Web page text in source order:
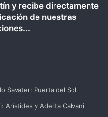
y recibe directamente
de nuestras
Savater: Puerta del Sol
Arístides y Adelita Calvani